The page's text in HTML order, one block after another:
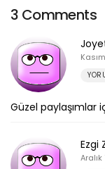
3 Comments
Güzel paylaşımlar
Ezgi
Aralık